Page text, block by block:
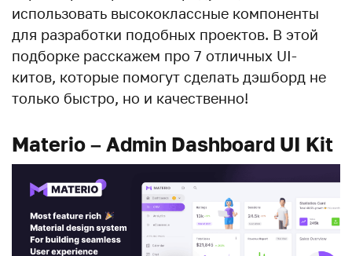
использовать высококлассные компоненты
для разработки подобных проектов. В этой
подборке расскажем про 7 отличных UI-
китов, которые помогут сделать дэшборд не
только быстро, но и качественно!
Materio – Admin Dashboard UI Kit